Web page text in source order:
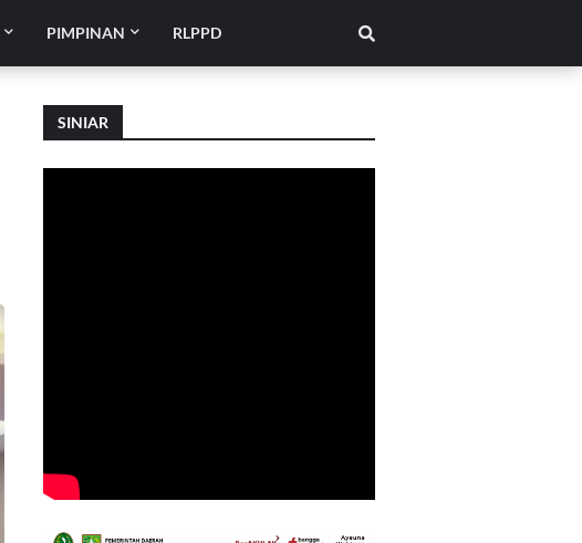
PIMPINAN RLPPD
SINIAR